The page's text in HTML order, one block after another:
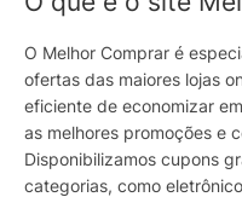
O Melhor Comprar é
ofertas das maiores lojas
eficiente de economizar
as melhores promoções e
Disponibilizamos cupons
categorias, como